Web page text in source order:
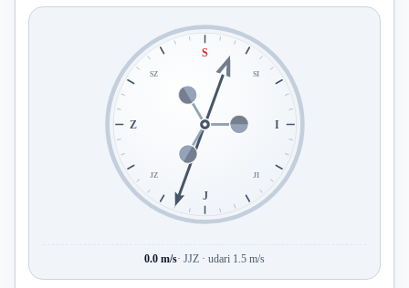
S
I
J
Z
SI
JI
JZ
SZ
0.0 m/s· JJZ · udari 1.5 m/s